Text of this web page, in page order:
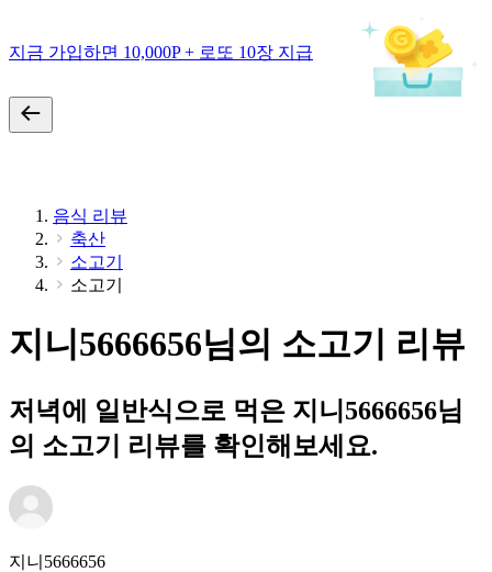
지금 가입하면 10,000P + 로또 10장 지급
음식 리뷰
축산
소고기
소고기
지니5666656님의 소고기 리뷰
저녁에 일반식으로 먹은 지니5666656님
의 소고기 리뷰를 확인해보세요.
지니5666656